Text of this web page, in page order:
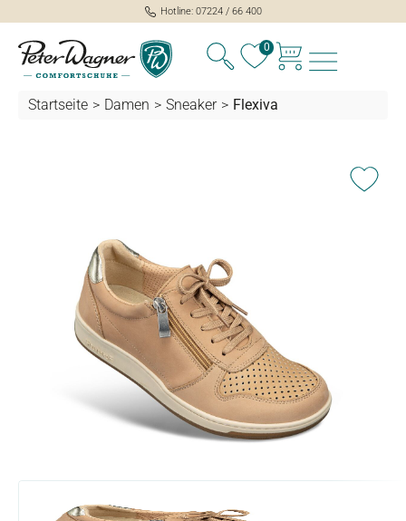
springen
Hotline: 07224 / 66 400
0
Startseite > Damen > Sneaker > Flexiva